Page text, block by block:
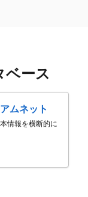
ベース
ムネット
情報を横断的に